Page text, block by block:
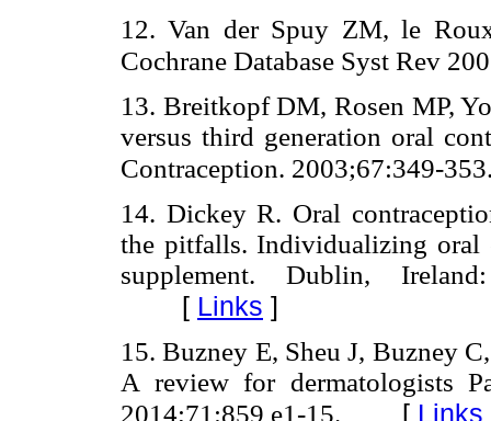
12. Van der Spuy ZM, le
Cochrane Database Syst Rev
13. Breitkopf DM, Rosen MP,
versus third generation oral
Contraception. 2003;67:349-
14. Dickey R. Oral
the pitfalls. Individualizing oral
supplement. Dublin,
[ Links ]
15. Buzney E, Sheu J, Buzney
A review for dermatologists
2014;71:859 e1-15. [ Links